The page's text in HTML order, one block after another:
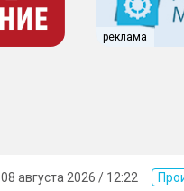
реклама
08 августа 2026 / 12:22